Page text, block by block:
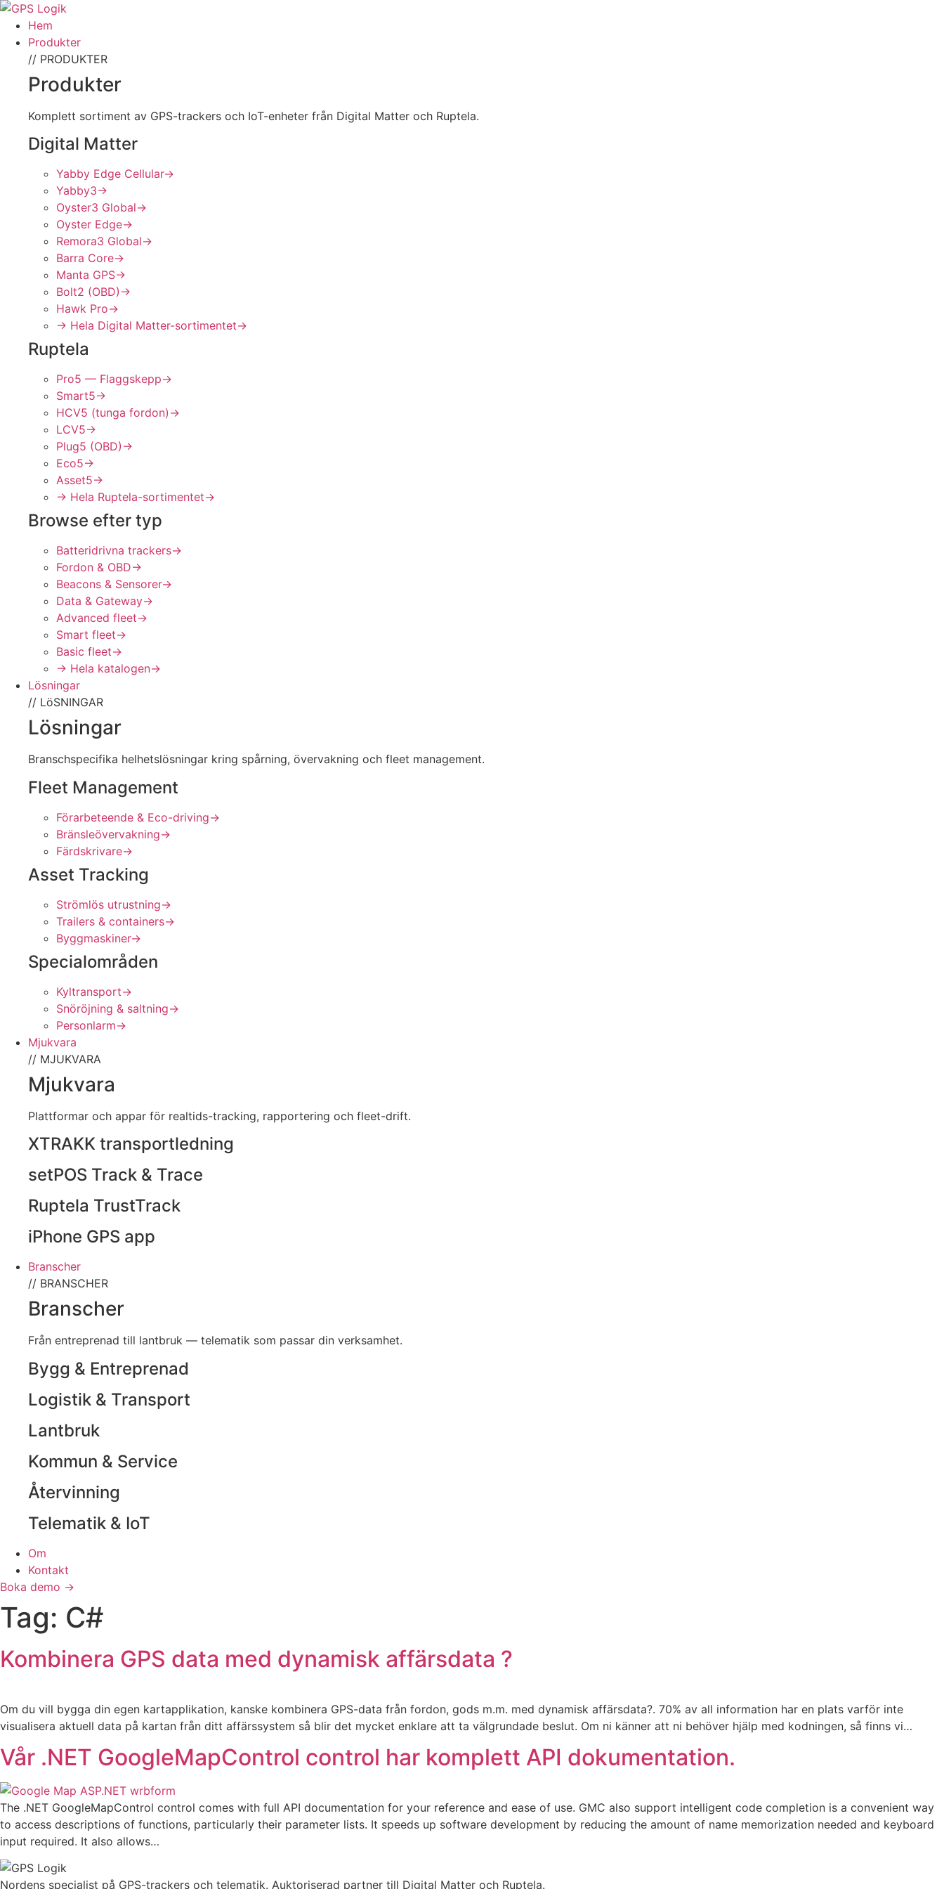
Hem
Produkter
// PRODUKTER
Produkter
Komplett sortiment av GPS-trackers och IoT-enheter från Digital Matter och Ruptela.
Digital Matter
Yabby Edge Cellular→
Yabby3→
Oyster3 Global→
Oyster Edge→
Remora3 Global→
Barra Core→
Manta GPS→
Bolt2 (OBD) →
Hawk Pro→
→ Hela Digital Matter-sortimentet→
Ruptela
Pro5 — Flaggskepp→
Smart5→
HCV5 (tunga fordon) →
LCV5→
Plug5 (OBD) →
Eco5→
Asset5→
→ Hela Ruptela-sortimentet→
Browse efter typ
Batteridrivna trackers→
Fordon & OBD→
Beacons & Sensorer→
Data & Gateway→
Advanced fleet→
Smart fleet→
Basic fleet→
→ Hela katalogen→
Lösningar
// LöSNINGAR
Lösningar
Branschspecifika helhetslösningar kring spårning, övervakning och fleet management.
Fleet Management
Förarbeteende & Eco-driving→
Bränsleövervakning→
Färdskrivare→
Asset Tracking
Strömlös utrustning→
Trailers & containers→
Byggmaskiner→
Specialområden
Kyltransport→
Snöröjning & saltning→
Personlarm→
Mjukvara
// MJUKVARA
Mjukvara
Plattformar och appar för realtids-tracking, rapportering och fleet-drift.
XTRAKK transportledning
setPOS Track & Trace
Ruptela TrustTrack
iPhone GPS app
Branscher
// BRANSCHER
Branscher
Från entreprenad till lantbruk — telematik som passar din verksamhet.
Bygg & Entreprenad
Logistik & Transport
Lantbruk
Kommun & Service
Återvinning
Telematik & IoT
Om
Kontakt
Boka demo →
Tag: C#
Kombinera GPS data med dynamisk affärsdata ?
Om du vill bygga din egen kartapplikation, kanske kombinera GPS-data från fordon, gods m.m. med dynamisk affärsdata?. 70% av all information har en plats varför inte
visualisera aktuell data på kartan från ditt affärssystem så blir det mycket enklare att ta välgrundade beslut. Om ni känner att ni behöver hjälp med kodningen, så finns vi…
Vår .NET GoogleMapControl control har komplett API dokumentation.
The .NET GoogleMapControl control comes with full API documentation for your reference and ease of use. GMC also support intelligent code completion is a convenient way
to access descriptions of functions, particularly their parameter lists. It speeds up software development by reducing the amount of name memorization needed and keyboard
input required. It also allows…
Nordens specialist på GPS-trackers och telematik. Auktoriserad partner till Digital Matter och Ruptela.